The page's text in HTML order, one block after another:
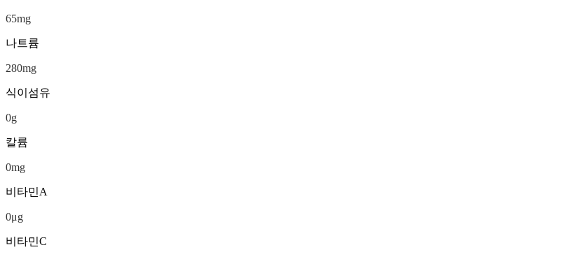
65mg
나트륨
280mg
식이섬유
0g
칼륨
0mg
비타민A
0μg
비타민C